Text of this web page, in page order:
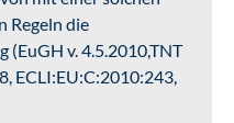
Regeln die
v. 4.5.2010,TNT
ECLI:EU:C:2010:243,